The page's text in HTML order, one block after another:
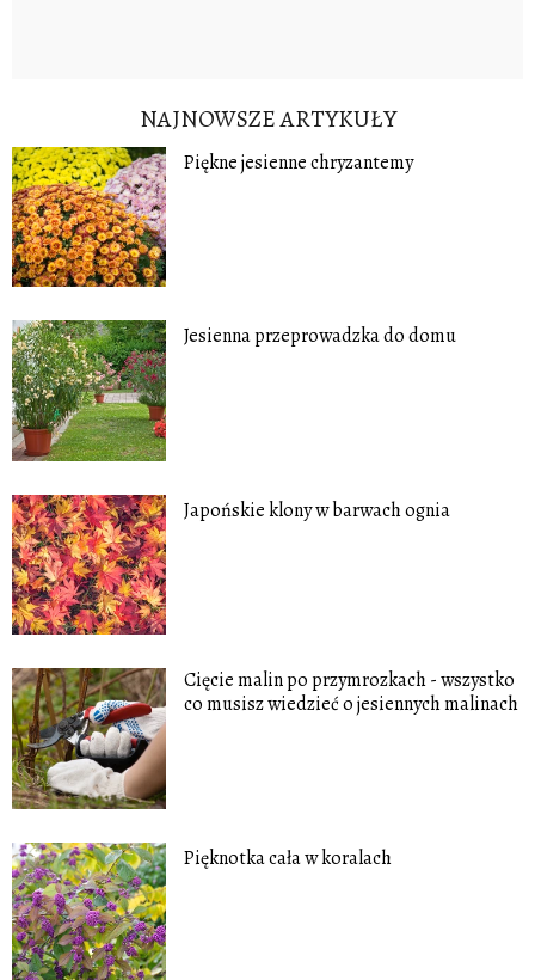
NAJNOWSZE ARTYKUŁY
Piękne jesienne chryzantemy
Jesienna przeprowadzka do domu
Japońskie klony w barwach ognia
Cięcie malin po przymrozkach - wszystko
co musisz wiedzieć o jesiennych malinach
Pięknotka cała w koralach